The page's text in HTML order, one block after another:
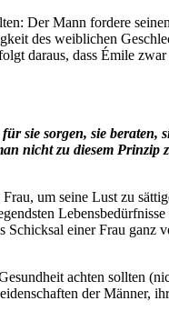
Der Mann fordere
des weiblichen
daraus, dass Émile
sie sorgen, sie beraten,
nicht zu diesem
um seine Lust zu
einer Frau ganz
achten sollten
der Männer,